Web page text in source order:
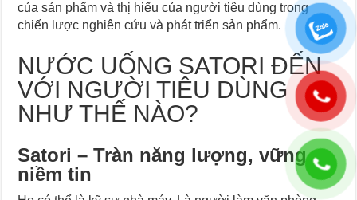
của sản phẩm và thị hiếu của người tiêu dùng trong
chiến lược nghiên cứu và phát triển sản phẩm.
NƯỚC UỐNG SATORI ĐẾN
VỚI NGƯỜI TIÊU DÙNG
NHƯ THẾ NÀO?
Satori – Tràn năng lượng, vững
niềm tin